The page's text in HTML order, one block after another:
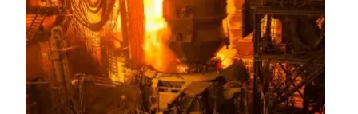
нових
голосів
сталеливарних
компаній